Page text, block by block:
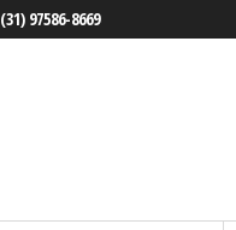
(31) 97586-8669